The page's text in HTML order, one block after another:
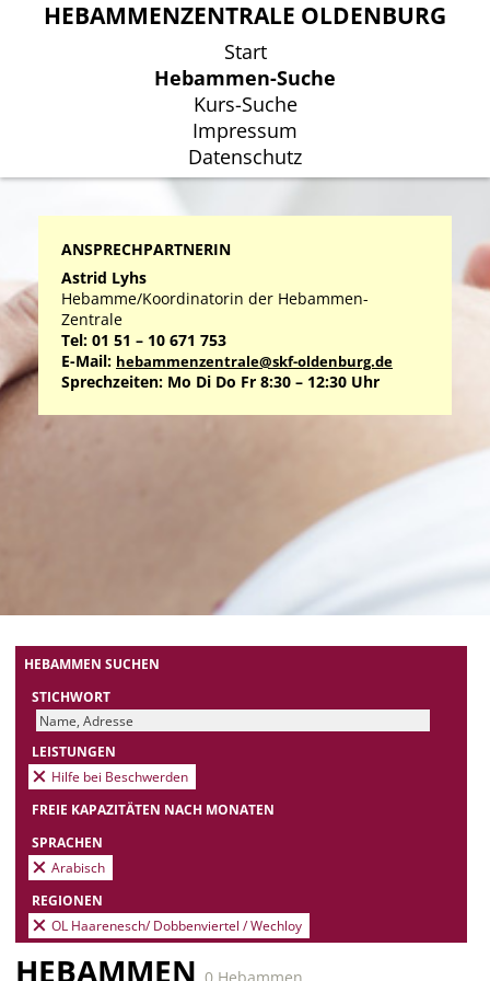
HEBAMMENZENTRALE OLDENBURG
Start
Hebammen-Suche
Kurs-Suche
Impressum
Datenschutz
HEBAMMENZENTRALE OLDENBURG
Start
Hebammen-Suche
Kurs-Suche
Impressum
Datenschutz
ANSPRECHPARTNERIN
Astrid Lyhs
Hebamme/Koordinatorin der Hebammen-
Zentrale
Tel: 01 51 – 10 671 753
E-Mail: hebammenzentrale@skf-oldenburg.de
Sprechzeiten: Mo Di Do Fr 8:30 – 12:30 Uhr
HEBAMMEN SUCHEN
STICHWORT
LEISTUNGEN
Hilfe bei Beschwerden
FREIE KAPAZITÄTEN NACH MONATEN
SPRACHEN
Arabisch
REGIONEN
OL Haarenesch/ Dobbenviertel / Wechloy
HEBAMMEN